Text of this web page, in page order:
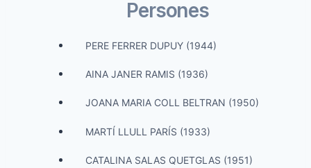
Persones
PERE FERRER DUPUY (1944)
AINA JANER RAMIS (1936)
JOANA MARIA COLL BELTRAN (1950)
MARTÍ LLULL PARÍS (1933)
CATALINA SALAS QUETGLAS (1951)